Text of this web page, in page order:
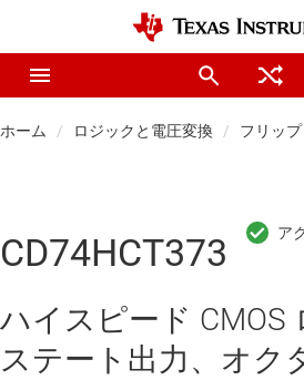
ホーム ロジックと電圧変換 フリッ
CD74HCT373
ハイスピード CMOS
ステート出力、オク